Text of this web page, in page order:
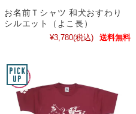
お名前Ｔシャツ 和犬おすわり
シルエット（よこ長）
¥3,780(税込) 送料無料